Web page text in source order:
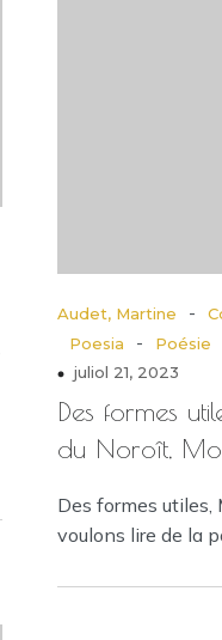
Audet, Martine -
Poesia
- Poésie
juliol 21, 2023
Des formes
du Noroît,
Des formes utiles,
voulons lire de la